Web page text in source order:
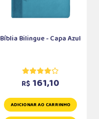
Bíblia Bilingue - Capa Azul
R$ 161,10
ADICIONAR AO CARRINHO